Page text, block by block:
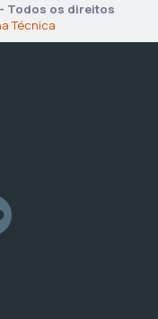
Todos os direitos
Técnica